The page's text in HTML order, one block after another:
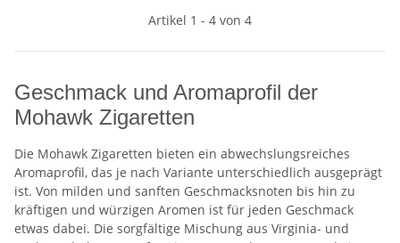
Artikel 1 - 4 von 4
Geschmack und Aromaprofil der
Mohawk Zigaretten
Die Mohawk Zigaretten bieten ein abwechslungsreiches
Aromaprofil, das je nach Variante unterschiedlich ausgeprägt
ist. Von milden und sanften Geschmacksnoten bis hin zu
kräftigen und würzigen Aromen ist für jeden Geschmack
etwas dabei. Die sorgfältige Mischung aus Virginia- und